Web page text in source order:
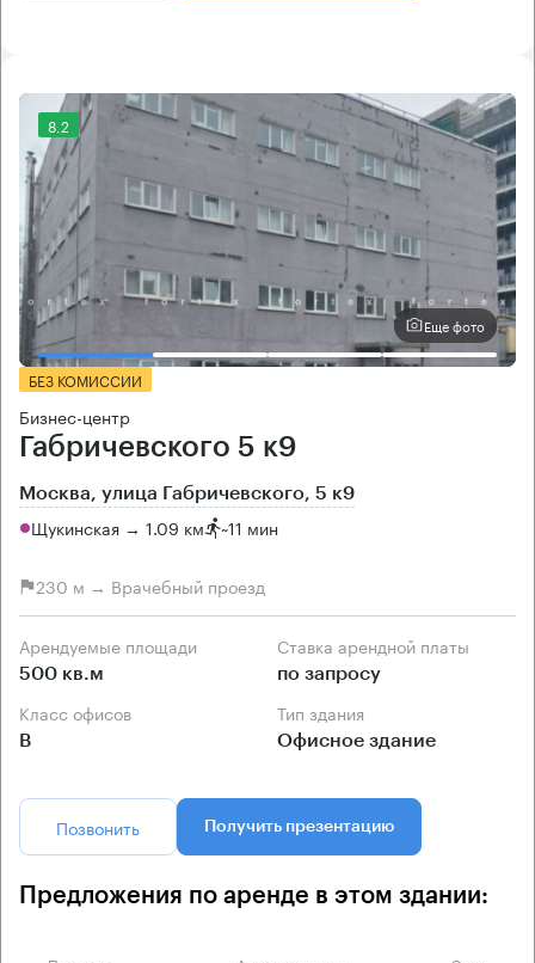
8.2
Еще фото
БЕЗ КОМИССИИ
Бизнес-центр
Габричевского 5 к9
Москва, улица Габричевского, 5 к9
Щукинская → 1.09 км ~11 мин
230 м → Врачебный проезд
Арендуемые площади
500 кв.м
Ставка арендной платы
по запросу
Класс офисов
B
Тип здания
Офисное здание
Позвонить Получить презентацию
Предложения по аренде в этом здании: